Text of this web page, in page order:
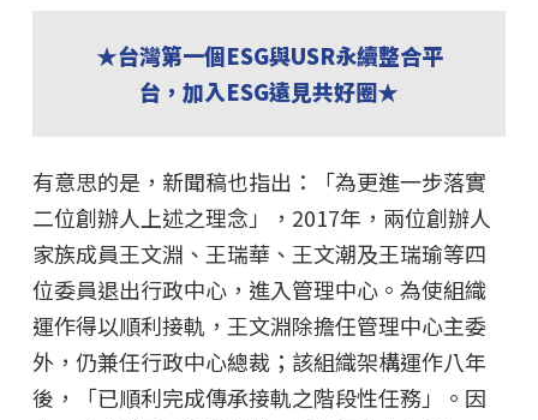
★台灣第一個ESG與USR永續整合平
台，加入ESG遠見共好圈★
有意思的是，新聞稿也指出：「為更進一步落實
二位創辦人上述之理念」，2017年，兩位創辦人
家族成員王文淵、王瑞華、王文潮及王瑞瑜等四
位委員退出行政中心，進入管理中心。為使組織
運作得以順利接軌，王文淵除擔任管理中心主委
外，仍兼任行政中心總裁；該組織架構運作八年
後，「已順利完成傳承接軌之階段性任務」。因